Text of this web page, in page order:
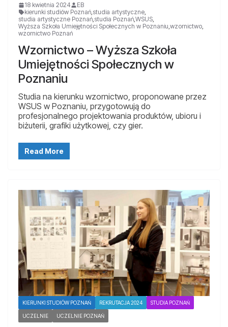
18 kwietnia 2024
EB
kierunki studiów Poznań studia artystyczne
studia artystyczne Poznań studia Poznań WSUS
Wyższa Szkoła Umiejętności Społecznych w Poznaniu wzornictwo
wzornictwo Poznań
Wzornictwo – Wyższa Szkoła
Umiejętności Społecznych w
Poznaniu
Studia na kierunku wzornictwo, proponowane przez
WSUS w Poznaniu, przygotowują do
profesjonalnego projektowania produktów, ubioru i
biżuterii, grafiki użytkowej, czy gier.
Read More
KIERUNKI STUDIÓW POZNAŃ REKRUTACJA 2024 STUDIA POZNAŃ
UCZELNIE UCZELNIE POZNAŃ